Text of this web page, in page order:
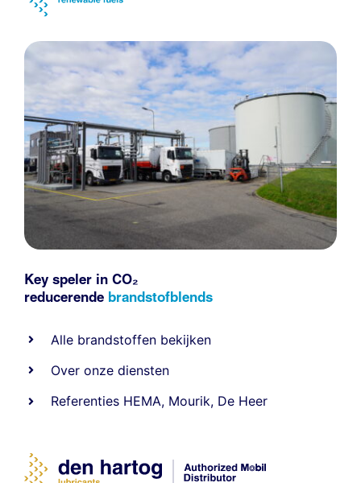
Key speler in CO₂
reducerende brandstofblends
Alle brandstoffen bekijken
Over onze diensten
Referenties HEMA, Mourik, De Heer